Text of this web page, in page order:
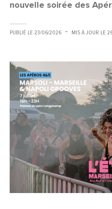
nouvelle soirée des
PUBLIÉ LE 23/06/2026 MIS À JOUR LE